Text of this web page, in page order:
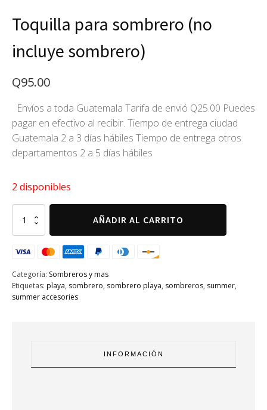
Toquilla para sombrero (no
incluye sombrero)
Q95.00
Envíos a toda Guatemala Tarifa de envió Q25.00 Puedes
pagar en efectivo al recibir. Tiempo de entrega ciudad
Guatemala 2 a 3 días hábiles Tiempo de entrega otros
departamentos 2 a 5 días hábiles
2 disponibles
Toquilla
para
sombrero
(no
sombrero)
cantidad
AÑADIR AL CARRITO
Categoría: Sombreros y mas
Etiquetas: playa, sombrero, sombrero playa, sombreros, summer,
summer accesories
INFORMACIÓN